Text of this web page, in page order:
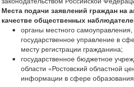
Места подачи заявлений граждан на
качестве общественных
органы местного
государственное управление в
месту регистрации гражданина;
государственное бюджетное
области «Ростовский областной
информации в сфере